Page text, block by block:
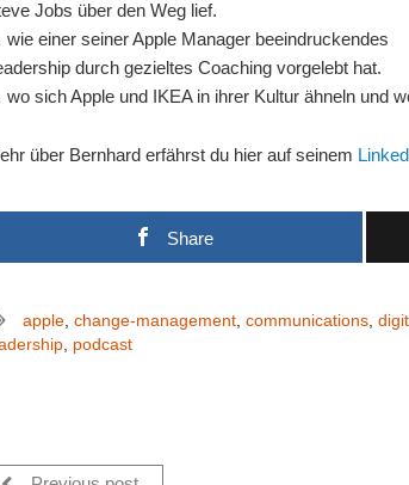
Jobs über den Weg lief.
einer seiner Apple Manager beeindruckendes
durch gezieltes Coaching vorgelebt hat.
sich Apple und IKEA in ihrer Kultur ähneln und
über Bernhard erfährst du hier auf seinem
Share
apple, change-management, communications,
, podcast